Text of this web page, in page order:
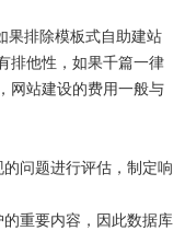
果排除模板式自助建站
排他性，如果千篇一律
网站建设的费用一般与
问题进行评估，制定响
重要内容，因此数据库